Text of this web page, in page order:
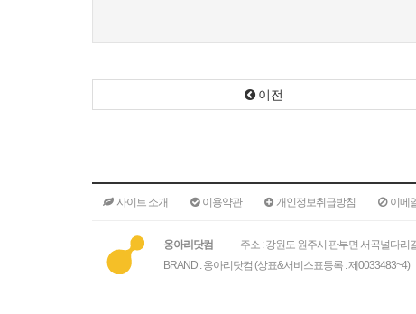
이전
사이트 소개 이용약관 개인정보취급방침 이메
옹아리닷컴 주소 : 강원도 원주시 판부면 서곡널다리
BRAND : 옹아리닷컴 (상표&서비스표등록 : 제0033483~4)